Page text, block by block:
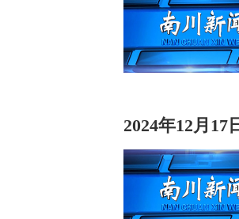
2024年12月17